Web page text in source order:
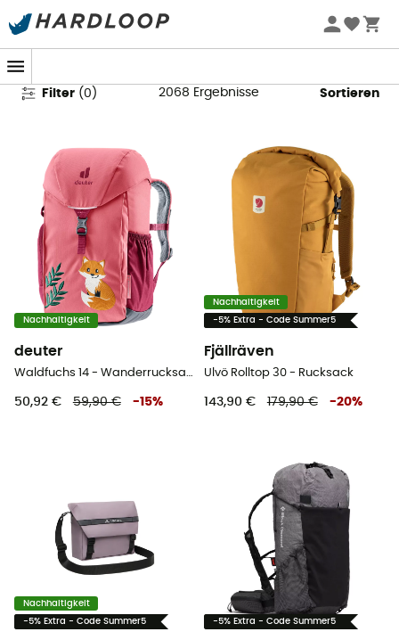
Wanderrucksäcke
Filter (0 ) 2068 Ergebnisse Sortieren
Nachhaltigkeit
deuter
Waldfuchs 14 - Wanderrucksack - Kind
50,92 € 59,90 € -15%
Nachhaltigkeit
-5% Extra - Code Summer5
Fjällräven
Ulvö Rolltop 30 - Rucksack
143,90 € 179,90 € -20%
Nachhaltigkeit
-5% Extra - Code Summer5 -5% Extra - Code Summer5